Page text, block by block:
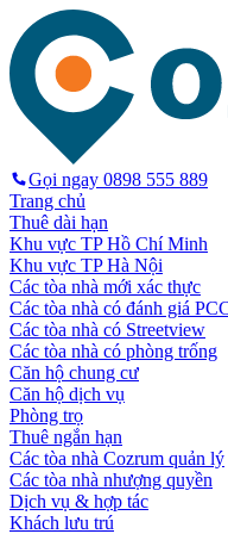
Gọi ngay 0898 555 889
Trang chủ
Thuê dài hạn
Khu vực TP Hồ Chí Minh
Khu vực TP Hà Nội
Các tòa nhà mới xác thực
Các tòa nhà có đánh giá
Các tòa nhà có Streetview
Các tòa nhà có phòng trống
Căn hộ chung cư
Căn hộ dịch vụ
Phòng trọ
Thuê ngắn hạn
Các tòa nhà Cozrum quản lý
Các tòa nhà nhượng quyền
Dịch vụ & hợp tác
Khách lưu trú